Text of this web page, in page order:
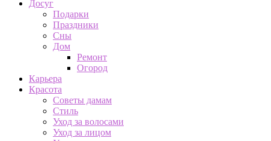
Досуг
Подарки
Праздники
Сны
Дом
Ремонт
Огород
Карьера
Красота
Советы дамам
Стиль
Уход за волосами
Уход за лицом